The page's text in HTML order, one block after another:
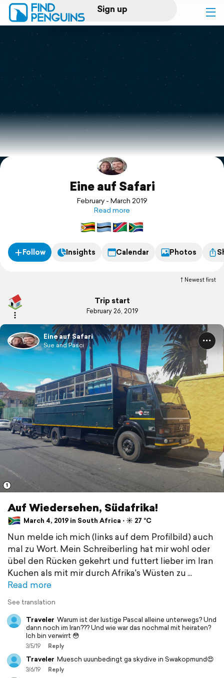
Sign up
Log in
Print a book
Flyover video
Explore
Eine auf Safari
February - March 2019
Read more
Follow Insights Calendar Photos
Newest first
Trip start
February 26, 2019
Eine auf Safari
Sue and Pasci
1
Auf Wiedersehen, Südafrika!
March 4, 2019 in South Africa ⋅ ☀️ 27 °C
Nun melde ich mich (links auf dem Profilbild) auch
mal zu Wort. Mein Schreiberling hat mir wohl oder
übel den Rücken gekehrt und futtert lieber im Iran
Kuchen als mit mir durch Afrika's Wüsten zu
Read more
See translation
Traveler Warum ist der lustige Pascal alleine unterwegs? Und
dann noch im Iran??? Und wie war das nochmal mit heiraten?
Ich bin verwirrt 😳
3/5/19 Reply
Traveler Muesch uuunbedingt ga skydive in Swakopmund😍
3/6/19 Reply